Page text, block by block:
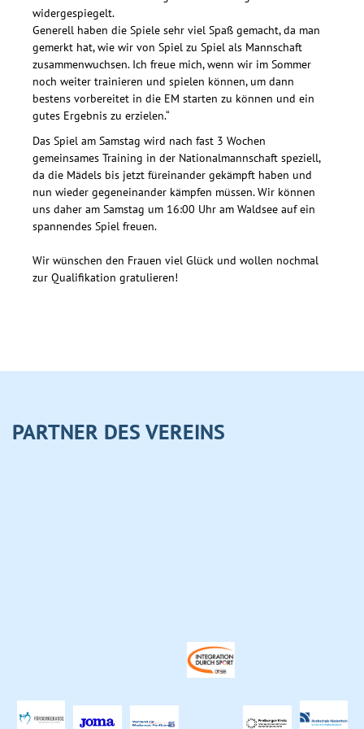
widergespiegelt.
Generell haben die Spiele sehr viel Spaß gemacht, da man
gemerkt hat, wie wir von Spiel zu Spiel als Mannschaft
zusammenwuchsen. Ich freue mich, wenn wir im Sommer
noch weiter trainieren und spielen können, um dann
bestens vorbereitet in die EM starten zu können und ein
gutes Ergebnis zu erzielen.“
Das Spiel am Samstag wird nach fast 3 Wochen
gemeinsames Training in der Nationalmannschaft speziell,
da die Mädels bis jetzt füreinander gekämpft haben und
nun wieder gegeneinander kämpfen müssen. Wir können
uns daher am Samstag um 16:00 Uhr am Waldsee auf ein
spannendes Spiel freuen.
Wir wünschen den Frauen viel Glück und wollen nochmal
zur Qualifikation gratulieren!
PARTNER DES VEREINS